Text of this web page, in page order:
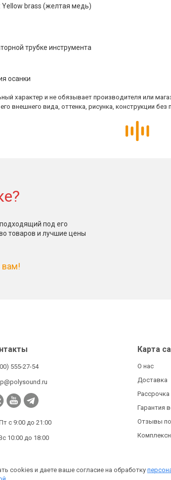
Yellow brass (желтая медь)
трубке инструмента
осанки
характер и не обязывает производителя или
внешнего вида, оттенка, рисунка, конструкции
под его
товаров и лучшие цены
вам!
555-27-54
с 9:00 до 21:00
10:00 до 18:00
Карта
О нас
Доставка
Гарантия
Отзывы
cookies и даете ваше согласие на обработку